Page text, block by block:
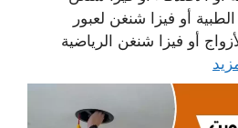
أو فيزا شنغن لعبور
أو فيزا شنغن الرياضية